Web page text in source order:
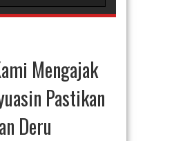
Mengajak
Pastikan
Deru